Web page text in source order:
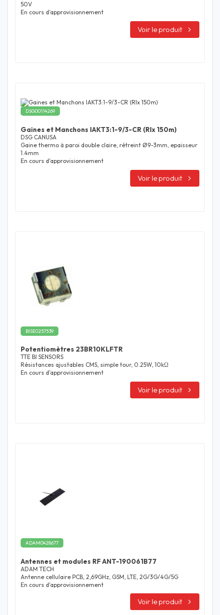
50V
En cours d'approvisionnement
Voir le produit
DSG00114269
Gaines et Manchons IAKT3:1-9/3-CR (Rlx 150m)
DSG CANUSA
Gaine thermo à paroi double claire, rétreint Ø9-3mm, epaisseur
1.4mm
En cours d'approvisionnement
Voir le produit
BISE0257539
Potentiomètres 23BR10KLFTR
TTE BI SENSORS
Résistances ajustables CMS, simple tour, 0.25W, 10kΩ
En cours d'approvisionnement
Voir le produit
ADAM0428677
Antennes et modules RF ANT-190061B77
ADAM TECH
Antenne cellulaire PCB, 2,69GHz, GSM, LTE, 2G/3G/4G/5G
En cours d'approvisionnement
Voir le produit